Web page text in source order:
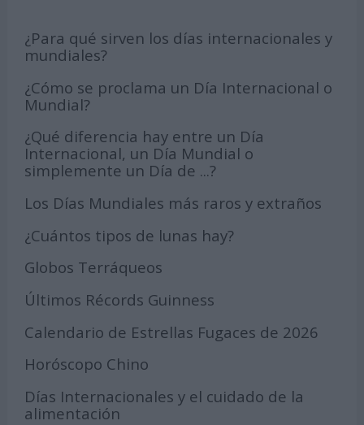
¿Para qué sirven los días internacionales y
mundiales?
¿Cómo se proclama un Día Internacional o
Mundial?
¿Qué diferencia hay entre un Día
Internacional, un Día Mundial o
simplemente un Día de ...?
Los Días Mundiales más raros y extraños
¿Cuántos tipos de lunas hay?
Globos Terráqueos
Últimos Récords Guinness
Calendario de Estrellas Fugaces de 2026
Horóscopo Chino
Días Internacionales y el cuidado de la
alimentación